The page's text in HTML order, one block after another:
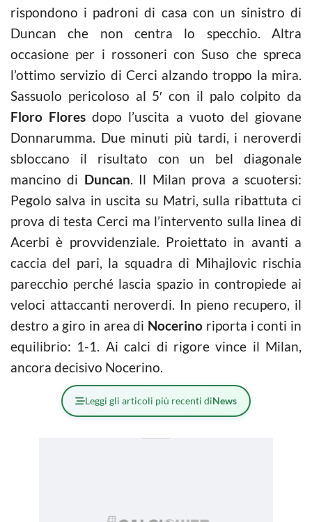
rispondono i padroni di casa con un sinistro di
Duncan che non centra lo specchio. Altra
occasione per i rossoneri con Suso che spreca
l’ottimo servizio di Cerci alzando troppo la mira.
Sassuolo pericoloso al 5′ con il palo colpito da
Floro Flores dopo l’uscita a vuoto del giovane
Donnarumma. Due minuti più tardi, i neroverdi
sbloccano il risultato con un bel diagonale
mancino di Duncan. Il Milan prova a scuotersi:
Pegolo salva in uscita su Matri, sulla ribattuta ci
prova di testa Cerci ma l’intervento sulla linea di
Acerbi è provvidenziale. Proiettato in avanti a
caccia del pari, la squadra di Mihajlovic rischia
parecchio perché lascia spazio in contropiede ai
veloci attaccanti neroverdi. In pieno recupero, il
destro a giro in area di Nocerino riporta i conti in
equilibrio: 1-1. Ai calci di rigore vince il Milan,
ancora decisivo Nocerino.
Leggi gli articoli più recenti diNews